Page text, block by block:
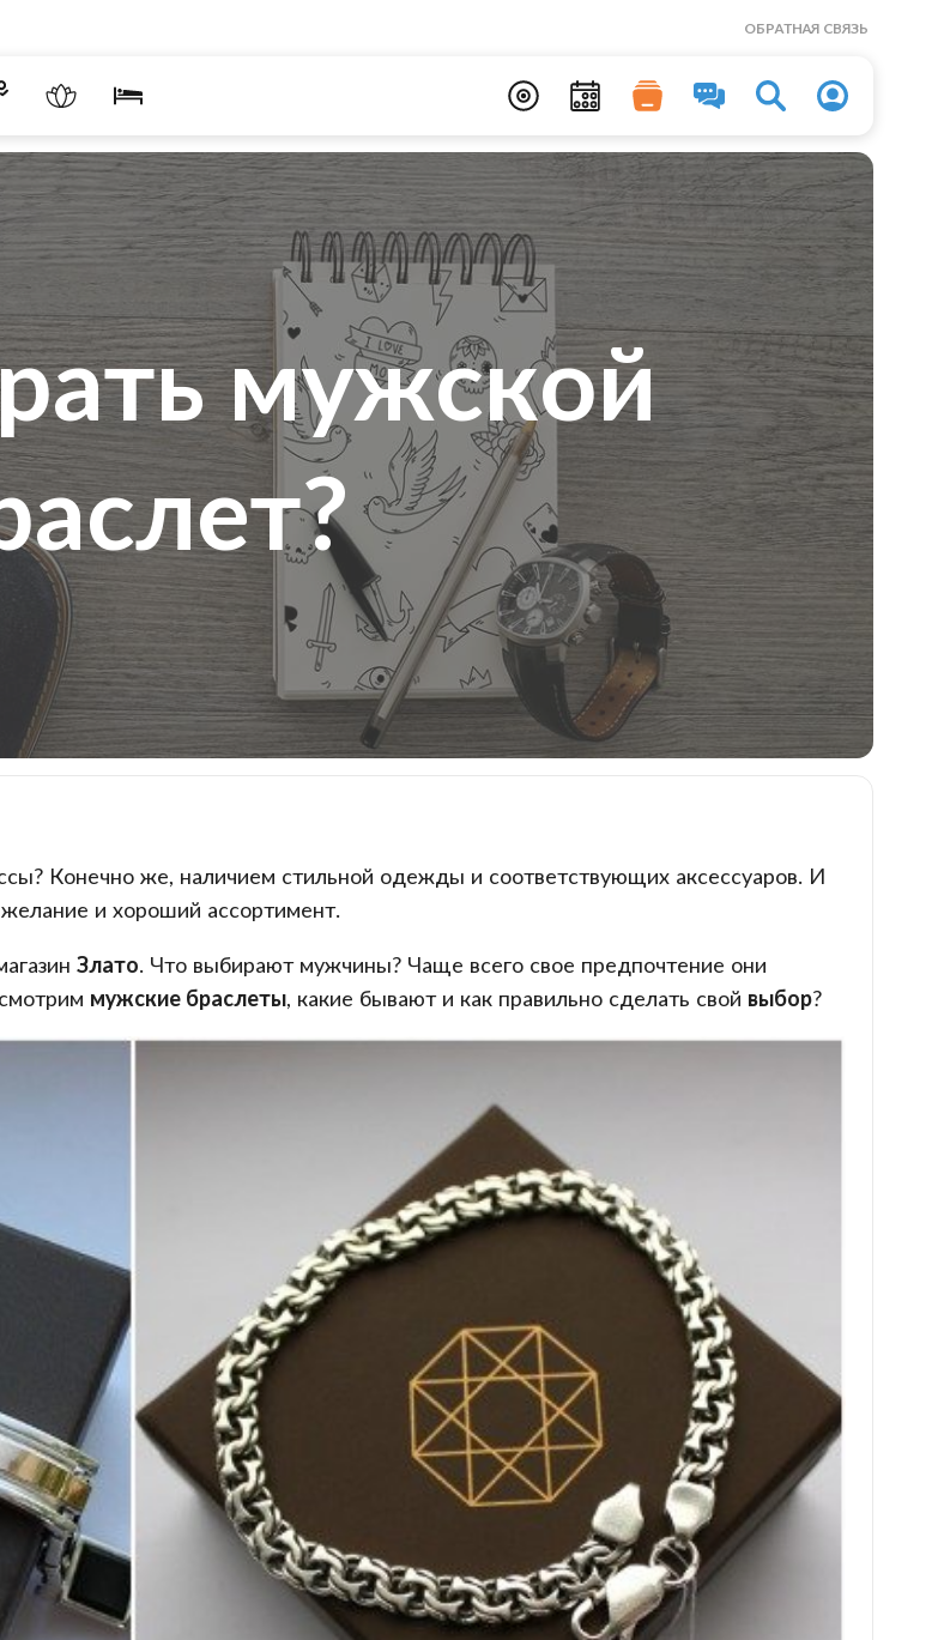
ОБРАТНАЯ СВЯЗЬ
мужской
Конечно же, наличием стильной одежды и соответствующих аксессуаров. И
и хороший ассортимент.
Злато. Что выбирают мужчины? Чаще всего свое предпочтение они
мужские браслеты, какие бывают и как правильно сделать свой выбор?